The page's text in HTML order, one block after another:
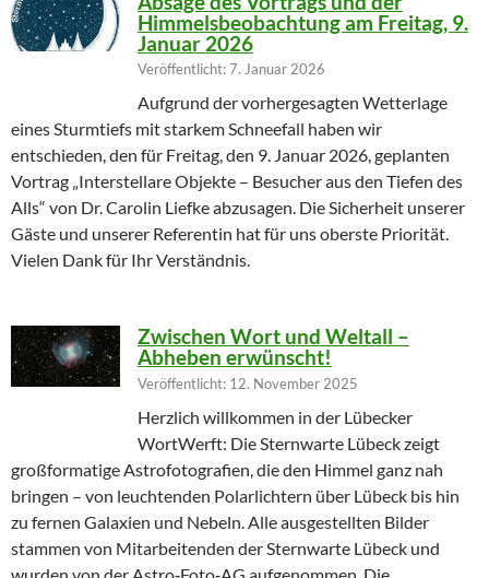
Himmelsbeobachtung am Freitag, 9.
Januar 2026
Veröffentlicht: 7. Januar 2026
Aufgrund der vorhergesagten Wetterlage
eines Sturmtiefs mit starkem Schneefall haben wir
entschieden, den für Freitag, den 9. Januar 2026, geplanten
Vortrag „Interstellare Objekte – Besucher aus den Tiefen des
Alls“ von Dr. Carolin Liefke abzusagen. Die Sicherheit unserer
Gäste und unserer Referentin hat für uns oberste Priorität.
Vielen Dank für Ihr Verständnis.
Zwischen Wort und Weltall –
Abheben erwünscht!
Veröffentlicht: 12. November 2025
Herzlich willkommen in der Lübecker
WortWerft: Die Sternwarte Lübeck zeigt
großformatige Astrofotografien, die den Himmel ganz nah
bringen – von leuchtenden Polarlichtern über Lübeck bis hin
zu fernen Galaxien und Nebeln. Alle ausgestellten Bilder
stammen von Mitarbeitenden der Sternwarte Lübeck und